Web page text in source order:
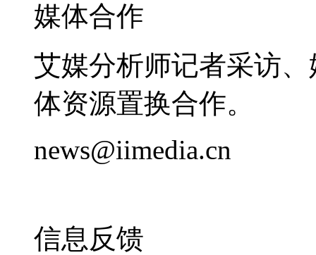
媒体合作
艾媒分析师记者采访
体资源置换合作。
news@iimedia.cn
信息反馈